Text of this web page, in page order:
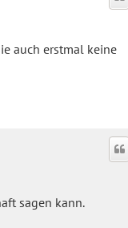
auch erstmal keine
sagen kann.